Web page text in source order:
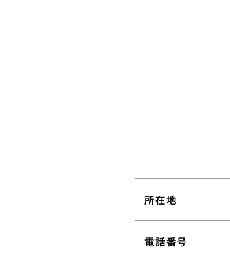
所在地
電話番号